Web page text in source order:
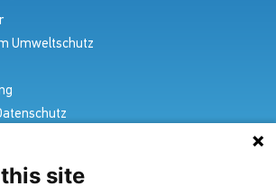
Umweltschutz
site